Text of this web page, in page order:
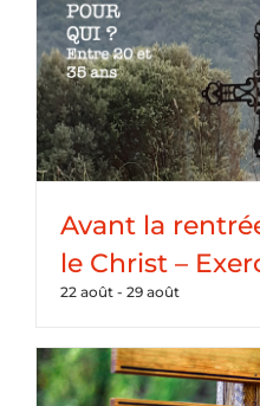
Avant la
le Christ –
22 août - 29 août